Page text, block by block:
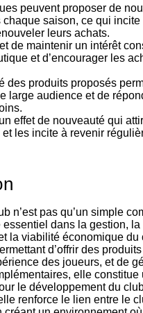
peuvent proposer de
chaque saison, ce qui incite
leurs achats.
de maintenir un intérêt
et d’encourager les
des produits proposés
large audience et de
effet de nouveauté qui
les incite à revenir
n’est pas qu’un simple
essentiel dans la gestion, la
la viabilité économique du
d’offrir des
des joueurs, et de
elle constitue
le développement du
renforce le lien entre le